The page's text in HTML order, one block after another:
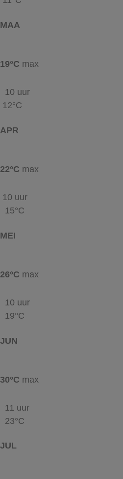
MAA
19°C max
10 uur
12°C
APR
22°C max
10 uur
15°C
MEI
26°C max
10 uur
19°C
JUN
30°C max
11 uur
23°C
JUL